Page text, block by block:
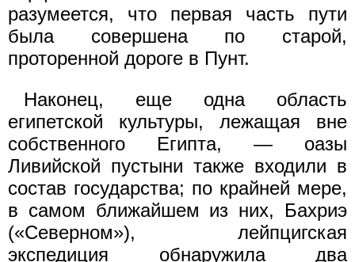
разумеется, что первая часть пути
была совершена по старой,
проторенной дороге в Пунт.
Наконец, еще одна область
египетской культуры, лежащая вне
собственного Египта, — оазы
Ливийской пустыни также входили в
состав государства; по крайней мере,
в самом ближайшем из них, Бахриэ
(«Северном»), лейпцигская
экспедиция обнаружила два